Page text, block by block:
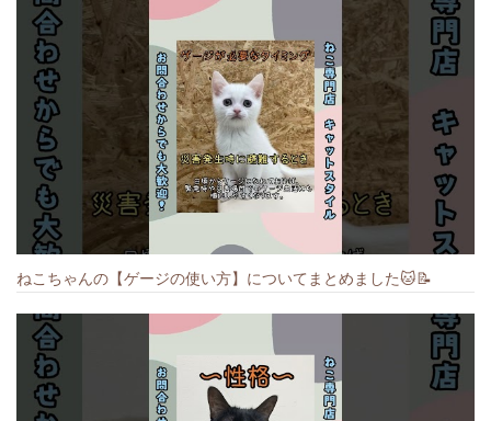
ねこちゃんの【ゲージの使い方】についてまとめました️🐱📝